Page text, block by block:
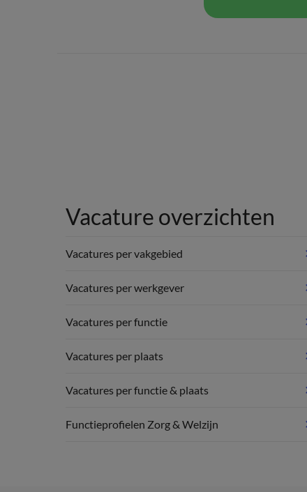
Vacature overzichten
Vacatures per vakgebied
Vacatures per werkgever
Vacatures per functie
Vacatures per plaats
Vacatures per functie & plaats
Functieprofielen Zorg & Welzijn